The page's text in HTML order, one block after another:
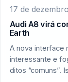
17 de
Audi A8 virá
Earth
A nova interface
interessante e
ditos “comuns”.